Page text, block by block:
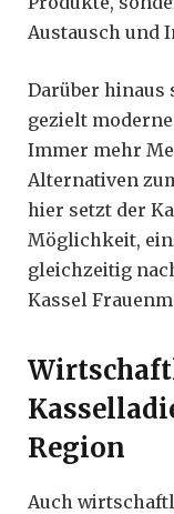
Austausch und
Darüber hinaus
gezielt
Immer mehr
Alternativen
hier setzt der
Möglichkeit,
gleichzeitig
Kassel
Region
Auch